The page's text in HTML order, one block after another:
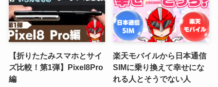
【折りたたみスマホとサイ
ズ比較！第1弾】Pixel8Pro
編
楽天モバイルから日本通信
SIMに乗り換えて幸せにな
れる人とそうでない人